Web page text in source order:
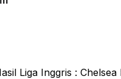
Liga Inggris :